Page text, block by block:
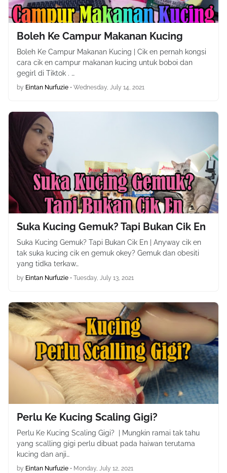
Boleh Ke Campur Makanan Kucing
Boleh Ke Campur Makanan Kucing | Cik en pernah kongsi
cara cik en campur makanan kucing untuk boboi dan
gegirl di Tiktok . …
by Eintan Nurfuzie • Wednesday, July 14, 2021
Suka Kucing Gemuk? Tapi Bukan Cik En
Suka Kucing Gemuk? Tapi Bukan Cik En | Anyway cik en
tak suka kucing cik en gemuk okey? Gemuk dan obesiti
yang tidka terkaw…
by Eintan Nurfuzie • Tuesday, July 13, 2021
Perlu Ke Kucing Scaling Gigi?
Perlu Ke Kucing Scaling Gigi? | Mungkin ramai tak tahu
yang scalling gigi perlu dibuat pada haiwan terutama
kucing dan anji…
by Eintan Nurfuzie • Monday, July 12, 2021